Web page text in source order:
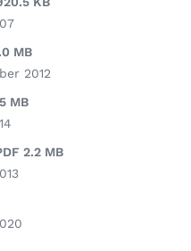
MB
2012
MB
2.2 MB